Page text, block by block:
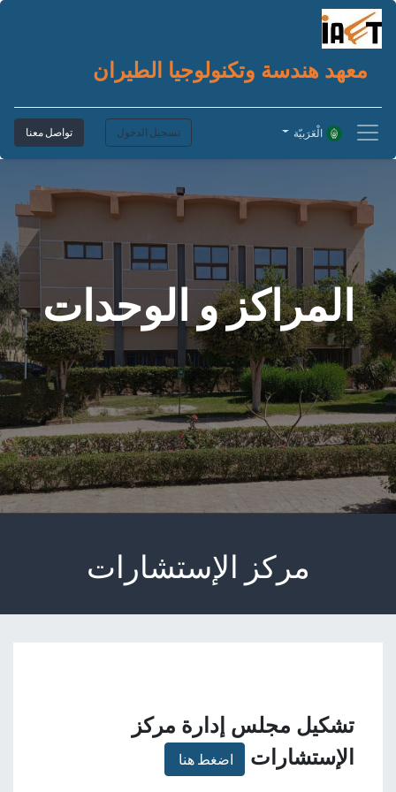
معهد هندسة وتكنولوجيا الطيران
تسجيل الدخول تواصل معنا الْعَرَبيّة
المراكز و الوحدات
مركز الإستشارات
تشكيل مجلس إدارة مركز
الإستشارات
اضغط هنا